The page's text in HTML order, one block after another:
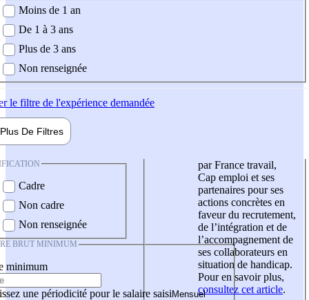
demandée
Moins de 1 an
De 1 à 3 ans
Plus de 3 ans
Non renseignée
le filtre de l'expérience demandée
Plus De Filtres
Cadre
Non cadre
Non renseignée
BRUT MINIMUM
minimum
une périodicité pour le salaire saisi
par France travail,
Cap emploi et ses
partenaires pour ses
actions concrètes en
faveur du recrutement,
de l’intégration et de
l’accompagnement de
ses collaborateurs en
situation de handicap.
Pour en savoir plus,
consultez cet article.